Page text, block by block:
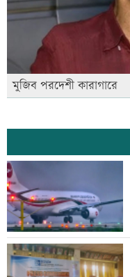
মুজিব পরদেশী কারাগারে